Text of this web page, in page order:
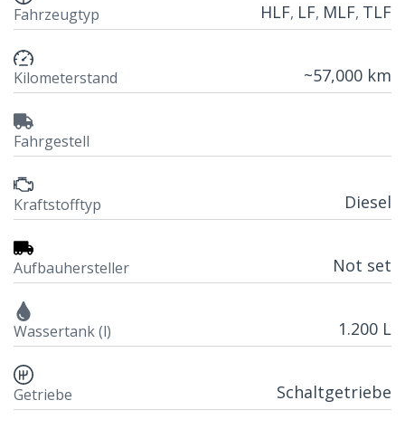
Fahrzeugtyp HLF, LF, MLF, TLF
Kilometerstand ~57,000 km
Fahrgestell
Kraftstofftyp Diesel
Aufbauhersteller Not set
Wassertank (l) 1.200 L
Getriebe Schaltgetriebe